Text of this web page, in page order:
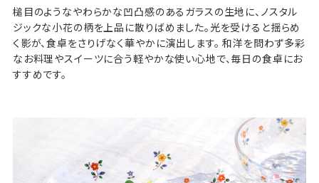
槌目のようなやわらかな凹凸感のあるガラスの生地に、ノスタル
ジックな小花の柄を上品に散りばめました。光を受けると揺らめ
く影が、食卓をさりげなく華やかに演出します。 和洋を問わず多彩
なお料理やスイーツに合う軽やかな使い心地で、毎日の食卓にお
すすめです。